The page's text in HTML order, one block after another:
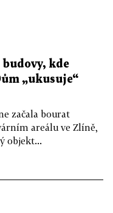
kde
„ukusuje“
začala bourat
areálu ve Zlíně,
objekt...